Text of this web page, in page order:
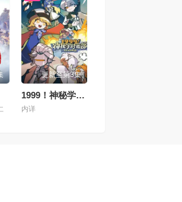
第100集
第104集
第108集
第112集
更新至第3集
1999！神秘学对策部国语
内详